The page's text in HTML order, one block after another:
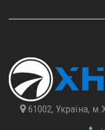
61002, Україна,